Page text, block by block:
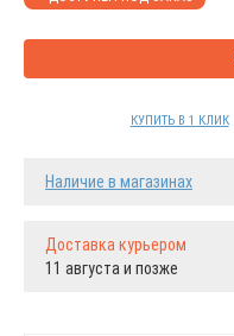
КУПИТЬ В 1 КЛИК
Наличие в магазинах
Доставка курьером
11 августа и позже